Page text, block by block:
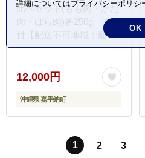
比べセット(もも肉・かた
肉・ばら肉)各250g タレ
付【配送不可地域：離
島】
12,000円
沖縄県 嘉手納町
1 2 3
詳細についてはプライバシーポリシ
OK